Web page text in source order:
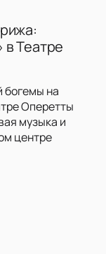
Театре
богемы на
Оперетты
музыка и
центре